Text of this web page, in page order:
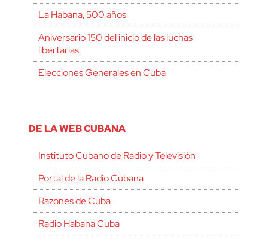
La Habana, 500 años
Aniversario 150 del inicio de las luchas
libertarias
Elecciones Generales en Cuba
DE LA WEB CUBANA
Instituto Cubano de Radio y Televisión
Portal de la Radio Cubana
Razones de Cuba
Radio Habana Cuba